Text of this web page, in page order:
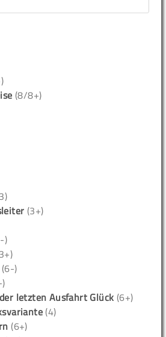
(8/8+)
(3+)
)
(6-)
letzten Ausfahrt Glück (6+)
(4)
(6+)